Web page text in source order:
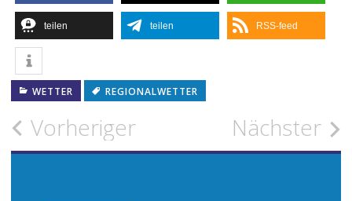
teilen teilen RSS-feed
WETTER REGIONALWETTER
Beitragsnavigation
Vorheriger Nächster